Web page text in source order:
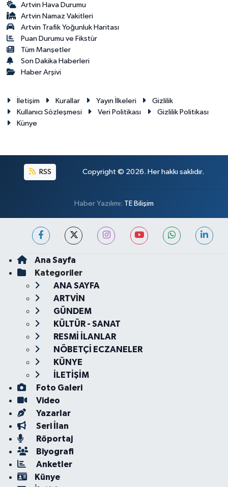
Artvin Hava Durumu
Artvin Namaz Vakitleri
Artvin Trafik Yoğunluk Haritası
Puan Durumu ve Fikstür
Tüm Manşetler
Son Dakika Haberleri
Haber Arşivi
İletişim Kurallar Yayın İlkeleri
Gizlilik
Kullanıcı Sözleşmesi
Veri Politikası
Gizlilik Politikası
Künye
RSS Copyright © 2026. Her hakkı saklıdır.
Haber Yazılımı: TE Bilişim
Ana Sayfa
Kategoriler
ANA SAYFA
ARTVİN
GÜNDEM
KÜLTÜR - SANAT
RESMİ İLANLAR
NÖBETÇİ ECZANELER
KÜNYE
İLETİŞİM
Foto Galeri
Video
Yazarlar
Seri İlan
Röportaj
Biyografi
Anketler
Künye